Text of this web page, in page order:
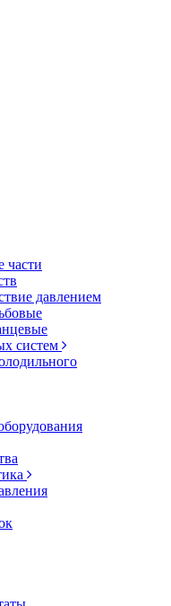
части
давлением
систем